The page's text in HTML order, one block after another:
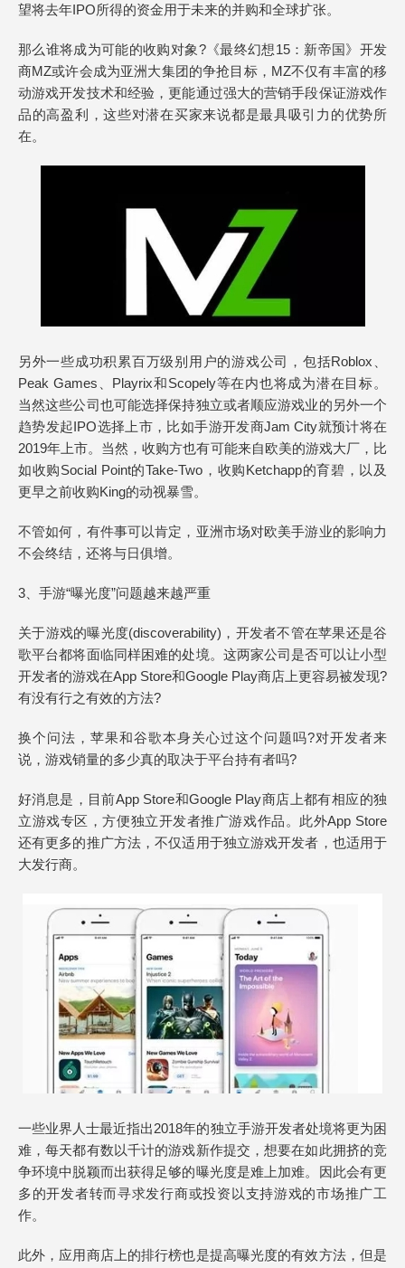
望将去年IPO所得的资金用于未来的并购和全球扩张。
那么谁将成为可能的收购对象?《最终幻想15：新帝国》开发
商MZ或许会成为亚洲大集团的争抢目标，MZ不仅有丰富的移
动游戏开发技术和经验，更能通过强大的营销手段保证游戏作
品的高盈利，这些对潜在买家来说都是最具吸引力的优势所
在。
另外一些成功积累百万级别用户的游戏公司，包括Roblox、
Peak Games、Playrix和Scopely等在内也将成为潜在目标。
当然这些公司也可能选择保持独立或者顺应游戏业的另外一个
趋势发起IPO选择上市，比如手游开发商Jam City就预计将在
2019年上市。当然，收购方也有可能来自欧美的游戏大厂，比
如收购Social Point的Take-Two，收购Ketchapp的育碧，以及
更早之前收购King的动视暴雪。
不管如何，有件事可以肯定，亚洲市场对欧美手游业的影响力
不会终结，还将与日俱增。
3、手游“曝光度”问题越来越严重
关于游戏的曝光度(discoverability)，开发者不管在苹果还是谷
歌平台都将面临同样困难的处境。这两家公司是否可以让小型
开发者的游戏在App Store和Google Play商店上更容易被发现?
有没有行之有效的方法?
换个问法，苹果和谷歌本身关心过这个问题吗?对开发者来
说，游戏销量的多少真的取决于平台持有者吗?
好消息是，目前App Store和Google Play商店上都有相应的独
立游戏专区，方便独立开发者推广游戏作品。此外App Store
还有更多的推广方法，不仅适用于独立游戏开发者，也适用于
大发行商。
一些业界人士最近指出2018年的独立手游开发者处境将更为困
难，每天都有数以千计的游戏新作提交，想要在如此拥挤的竞
争环境中脱颖而出获得足够的曝光度是难上加难。因此会有更
多的开发者转而寻求发行商或投资以支持游戏的市场推广工
作。
此外，应用商店上的排行榜也是提高曝光度的有效方法，但是